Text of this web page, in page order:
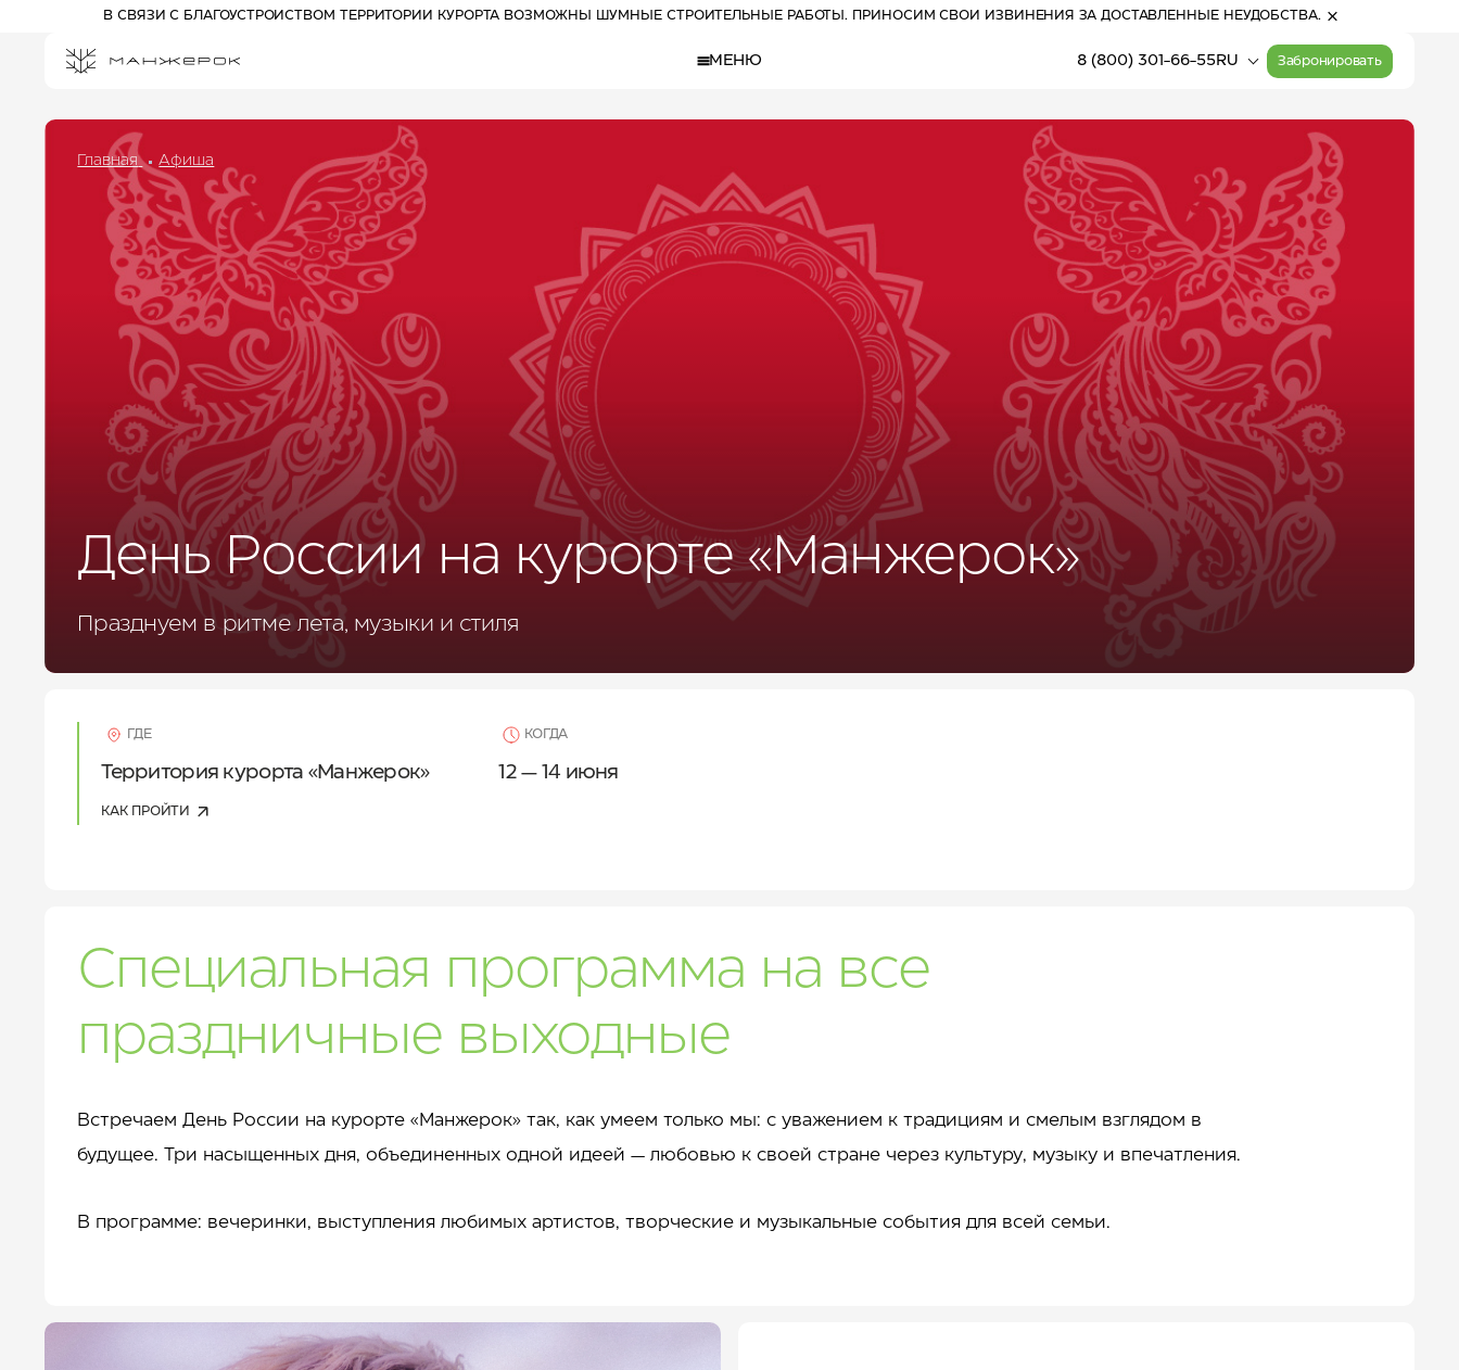
В СВЯЗИ С БЛАГОУСТРОЙСТВОМ ТЕРРИТОРИИ КУРОРТА ВОЗМОЖНЫ ШУМНЫЕ СТРОИТЕЛЬНЫЕ РАБОТЫ. ПРИНОСИМ СВОИ ИЗВИНЕНИЯ ЗА ДОСТАВЛЕННЫЕ НЕУДОБСТВА.
МЕНЮ 8 (800) 301-66-55RU Забронировать
ПРОЖИВАНИЕ НА КУРОРТЕ
Отель 3*
Комплекс шале
Отель 5*
СПЕЦПРЕДЛОЖЕНИЯ
РАЗВЛЕЧЕНИЯ
АКТИВНЫЙ ОТДЫХ
ПРОГУЛОЧНЫЕ БИЛЕТЫ
КАНАТНЫЕ ДОРОГИ
ПАРК ПРИКЛЮЧЕНИЙ
СПА И ФИТНЕС
БАННЫЙ КОМПЛЕКС
РЕСТОРАНЫ И БАРЫ
ДЛЯ БИЗНЕСА
УСЛУГИ И СЕРВИС
КУРОРТ
КОНТАКТЫ
04:41 (Алтай)
Прогулочные билеты
на канатные дороги
Расписание работы
канатных дорог
16°С
облачно с
прояснениями
Активный отдых
Карта курорта
Лето 2026
Главная Афиша
День России на курорте «Манжерок»
Празднуем в ритме лета, музыки и стиля
ГДЕ
Территория курорта «Манжерок»
КАК ПРОЙТИ
КОГДА
12 — 14 июня
Специальная программа на все
праздничные выходные
Встречаем День России на курорте «Манжерок» так, как умеем только мы: с уважением к традициям и смелым взглядом в
будущее. Три насыщенных дня, объединенных одной идеей — любовью к своей стране через культуру, музыку и впечатления.
В программе: вечеринки, выступления любимых артистов, творческие и музыкальные события для всей семьи.